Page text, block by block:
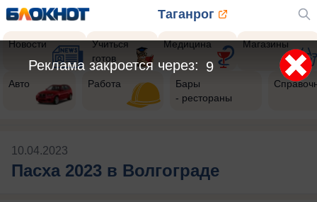
Таганрог
Новости
Учиться
готов
Медицина Магазины
Авто Работа
Бары
- рестораны
10.04.2023
Пасха 2023 в Волгограде
8
Реклама закроется через: